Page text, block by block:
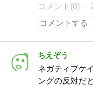
コメント(0)
ちえぞう
ネガティブケ
ングの反対だ